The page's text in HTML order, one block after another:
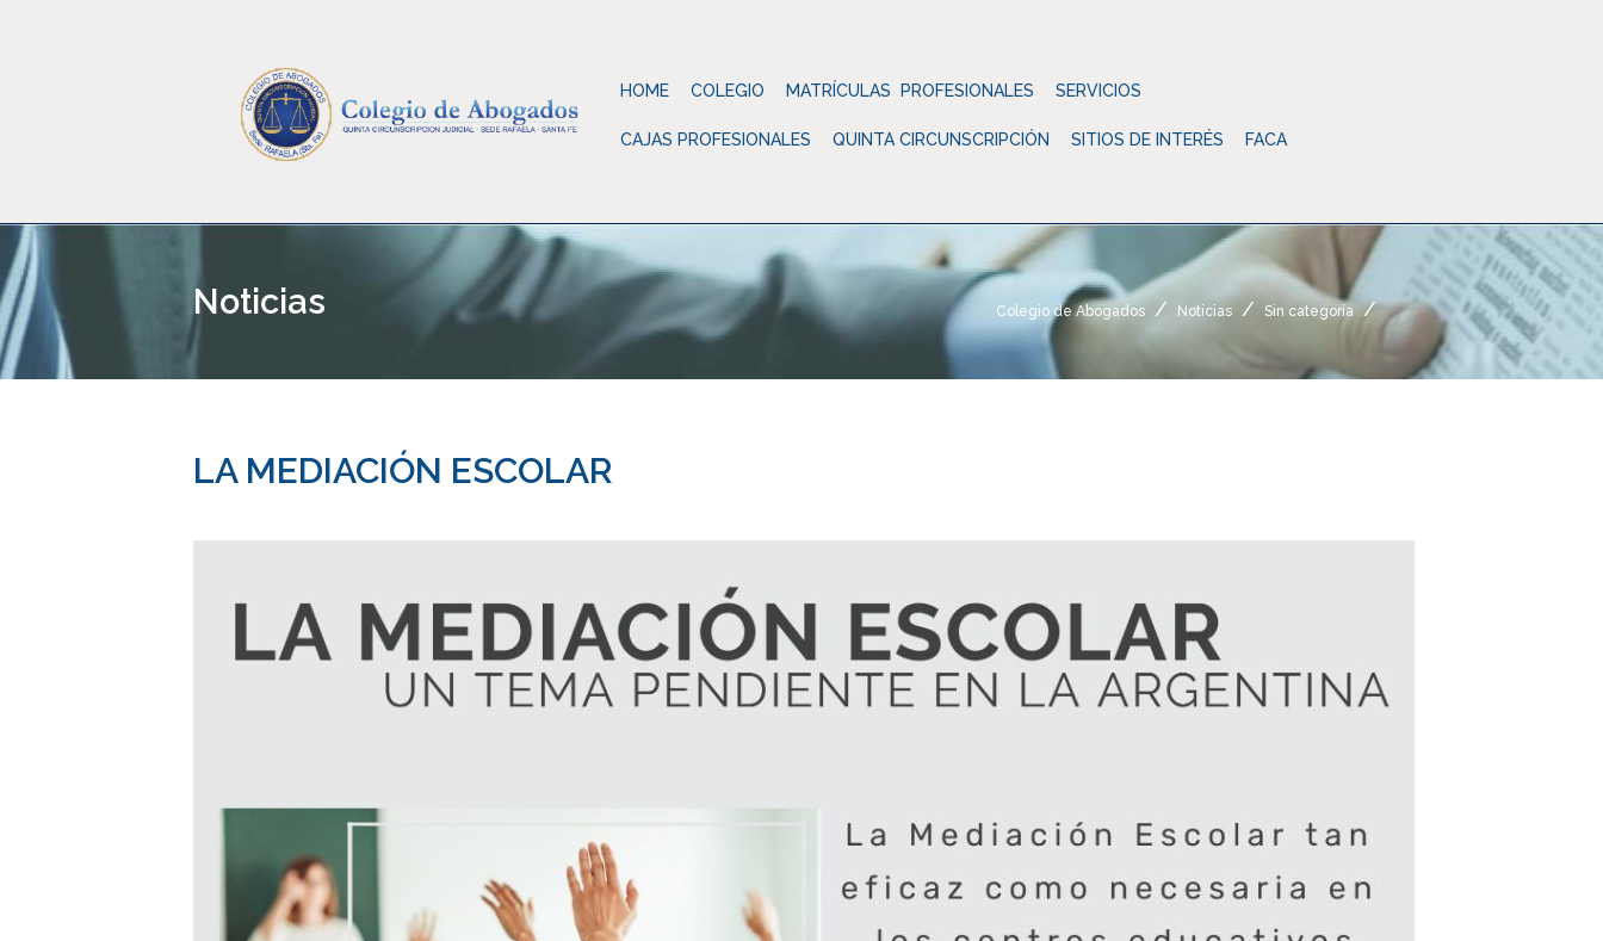
HOME COLEGIO MATRÍCULAS PROFESIONALES SERVICIOS
CAJAS PROFESIONALES QUINTA CIRCUNSCRIPCIÓN SITIOS DE INTERÉS FACA
Noticias Colegio de Abogados Noticias Sin categoría
LA MEDIACIÓN ESCOLAR